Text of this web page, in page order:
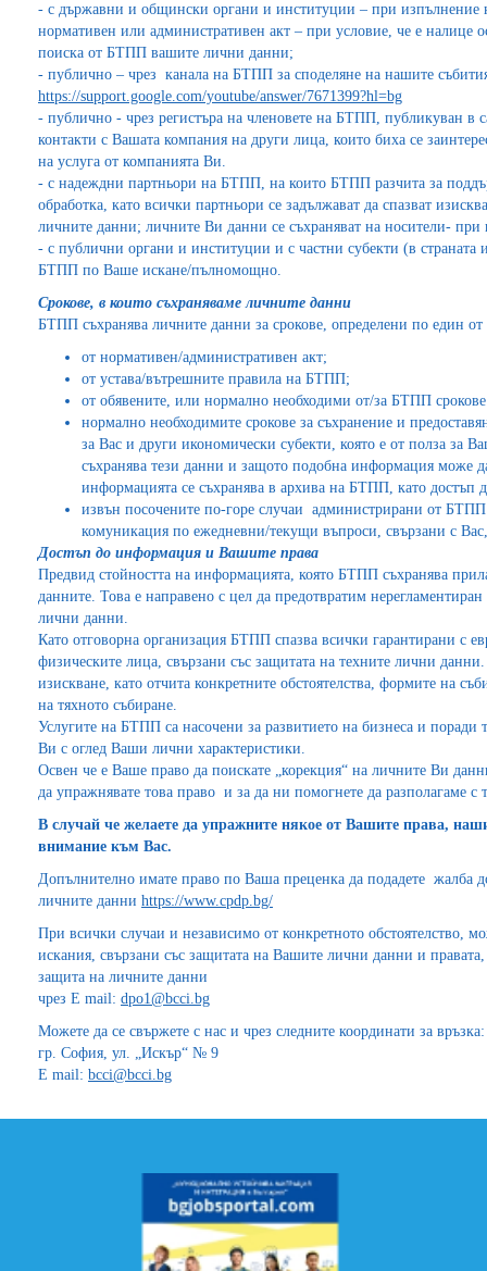
- с държавни и общински органи и институции – при
нормативен или административен акт – при условие, че е налице
поиска от БТПП вашите лични данни;
- публично – чрез канала на БТПП за споделяне на нашите
https://support.google.com/youtube/answer/7671399?hl=bg
- публично - чрез регистъра на членовете на БТПП, публикуван в
контакти с Вашата компания на други лица, които биха се
на услуга от компанията Ви.
- с надеждни партньори на БТПП, на които БТПП разчита за
обработка, като всички партньори се задължават да спазват
личните данни; личните Ви данни се съхраняват на носители-
- с публични органи и институции и с частни субекти (в страната
БТПП по Ваше искане/пълномощно.
Срокове, в които съхраняваме личните данни
БТПП съхранява личните данни за срокове, определени по един
от нормативен/административен акт;
от устава/вътрешните правила на БТПП;
от обявените, или нормално необходими от/за БТПП
нормално необходимите срокове за съхранение и
за Вас и други икономически субекти, която е от полза за
съхранява тези данни и защото подобна информация може
информацията се съхранява в архива на БТПП, като достъп
извън посочените по-горе случаи администрирани от
комуникация по ежедневни/текущи въпроси, свързани с Вас,
Достъп до информация и Вашите права
Предвид стойността на информацията, която БТПП съхранява
данните. Това е направено с цел да предотвратим
лични данни.
Като отговорна организация БТПП спазва всички гарантирани с
физическите лица, свързани със защитата на техните лични
изискване, като отчита конкретните обстоятелства, формите на
на тяхното събиране.
Услугите на БТПП са насочени за развитието на бизнеса и поради
Ви с оглед Ваши лични характеристики.
Освен че е Ваше право да поискате „корекция“ на личните Ви
да упражнявате това право и за да ни помогнете да разполагаме
В случай че желаете да упражните някое от Вашите права,
внимание към Вас.
Допълнително имате право по Ваша преценка да подадете жалба
личните данни https://www.cpdp.bg/
При всички случаи и независимо от конкретното обстоятелство,
искания, свързани със защитата на Вашите лични данни и
защита на личните данни
чрез E mail: dpo1@bcci.bg
Можете да се свържете с нас и чрез следните координати за връзка:
гр. София, ул. „Искър“ № 9
E mail: bcci@bcci.bg